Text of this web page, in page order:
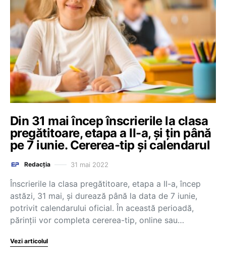
Din 31 mai încep înscrierile la clasa
pregătitoare, etapa a II-a, și țin până
pe 7 iunie. Cererea-tip și calendarul
Redacția 31 mai 2022
Înscrierile la clasa pregătitoare, etapa a II-a, încep
astăzi, 31 mai, și durează până la data de 7 iunie,
potrivit calendarului oficial. În această perioadă,
părinții vor completa cererea-tip, online sau…
Vezi articolul